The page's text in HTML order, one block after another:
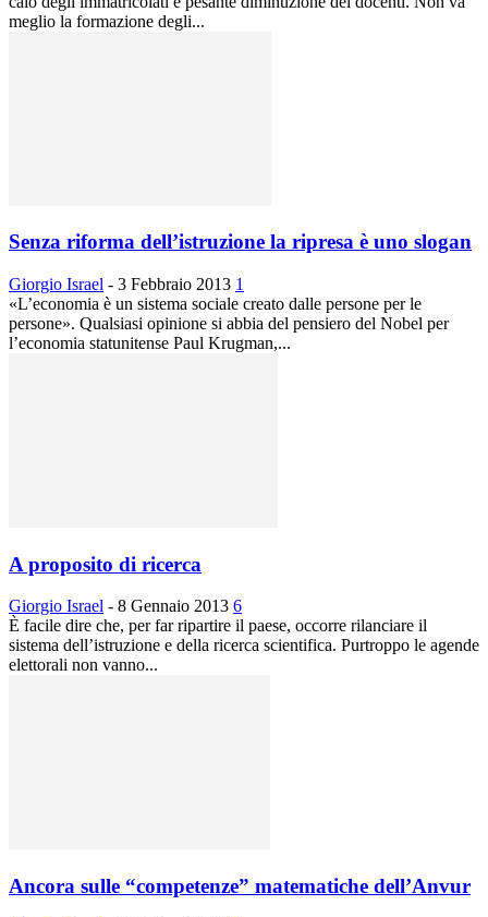
meglio la formazione degli...
Senza riforma dell’istruzione la ripresa è uno slogan
Giorgio Israel - 3 Febbraio 2013 1
«L’economia è un sistema sociale creato dalle persone per le
persone». Qualsiasi opinione si abbia del pensiero del Nobel per
l’economia statunitense Paul Krugman,...
A proposito di ricerca
Giorgio Israel - 8 Gennaio 2013 6
È facile dire che, per far ripartire il paese, occorre rilanciare il
sistema dell’istruzione e della ricerca scientifica. Purtroppo le agende
elettorali non vanno...
Ancora sulle “competenze” matematiche dell’Anvur